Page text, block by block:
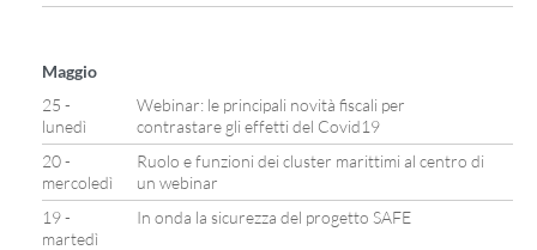
Maggio
25 -
lunedì
Webinar: le principali novità fiscali per
contrastare gli effetti del Covid19
20 -
mercoledì
Ruolo e funzioni dei cluster marittimi al centro di
un webinar
19 -
martedì
In onda la sicurezza del progetto SAFE